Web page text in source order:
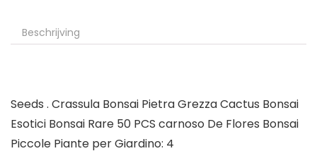
Beschrijving
Seeds . Crassula Bonsai Pietra Grezza Cactus Bonsai
Esotici Bonsai Rare 50 PCS carnoso De Flores Bonsai
Piccole Piante per Giardino: 4